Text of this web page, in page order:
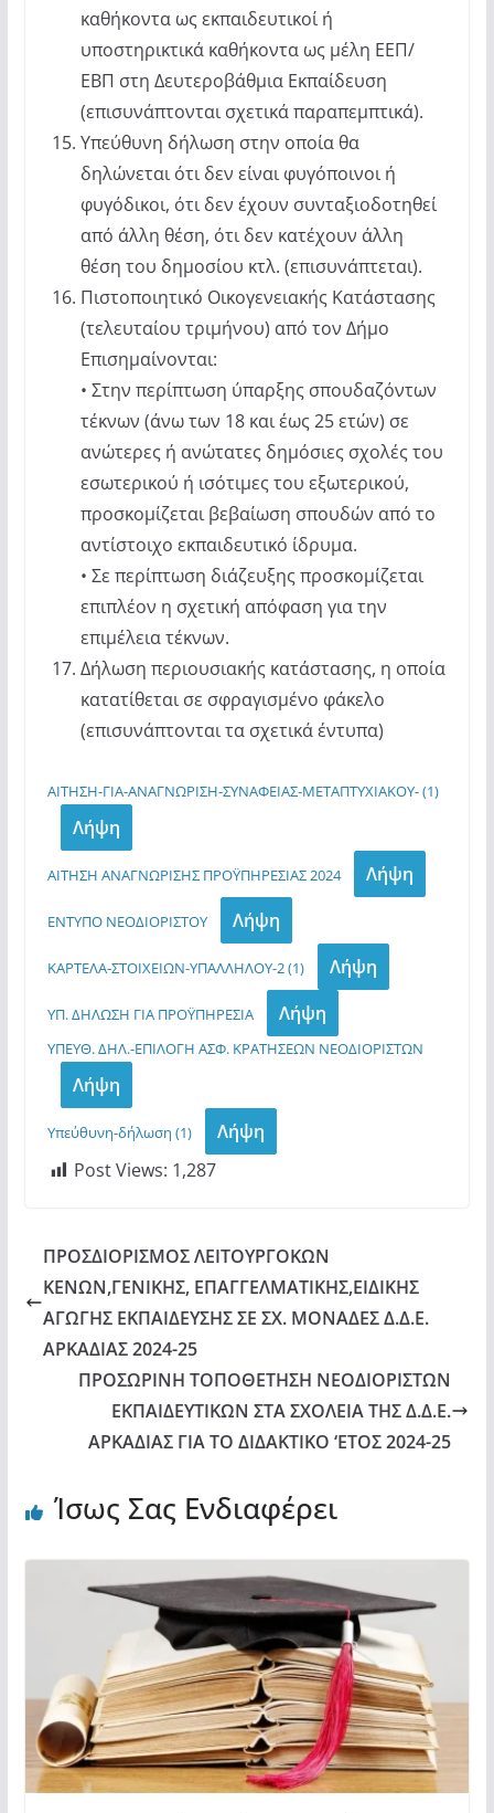
καθήκοντα ως εκπαιδευτικοί ή
υποστηρικτικά καθήκοντα ως μέλη ΕΕΠ/
ΕΒΠ στη Δευτεροβάθμια Εκπαίδευση
(επισυνάπτονται σχετικά παραπεμπτικά).
Υπεύθυνη δήλωση στην οποία θα
δηλώνεται ότι δεν είναι φυγόποινοι ή
φυγόδικοι, ότι δεν έχουν συνταξιοδοτηθεί
από άλλη θέση, ότι δεν κατέχουν άλλη
θέση του δημοσίου κτλ. (επισυνάπτεται).
Πιστοποιητικό Οικογενειακής Κατάστασης
(τελευταίου τριμήνου) από τον Δήμο
Επισημαίνονται:
• Στην περίπτωση ύπαρξης σπουδαζόντων
τέκνων (άνω των 18 και έως 25 ετών) σε
ανώτερες ή ανώτατες δημόσιες σχολές του
εσωτερικού ή ισότιμες του εξωτερικού,
προσκομίζεται βεβαίωση σπουδών από το
αντίστοιχο εκπαιδευτικό ίδρυμα.
• Σε περίπτωση διάζευξης προσκομίζεται
επιπλέον η σχετική απόφαση για την
επιμέλεια τέκνων.
Δήλωση περιουσιακής κατάστασης, η οποία
κατατίθεται σε σφραγισμένο φάκελο
(επισυνάπτονται τα σχετικά έντυπα)
ΑΙΤΗΣΗ-ΓΙΑ-ΑΝΑΓΝΩΡΙΣΗ-ΣΥΝΑΦΕΙΑΣ-ΜΕΤΑΠΤΥΧΙΑΚΟΥ- (1)
Λήψη
ΑΙΤΗΣΗ ΑΝΑΓΝΩΡΙΣΗΣ ΠΡΟΫΠΗΡΕΣΙΑΣ 2024 Λήψη
ΕΝΤΥΠΟ ΝΕΟΔΙΟΡΙΣΤΟΥ Λήψη
ΚΑΡΤΕΛΑ-ΣΤΟΙΧΕΙΩΝ-ΥΠΑΛΛΗΛΟΥ-2 (1) Λήψη
ΥΠ. ΔΗΛΩΣΗ ΓΙΑ ΠΡΟΫΠΗΡΕΣΙΑ Λήψη
ΥΠΕΥΘ. ΔΗΛ.-ΕΠΙΛΟΓΗ ΑΣΦ. ΚΡΑΤΗΣΕΩΝ ΝΕΟΔΙΟΡΙΣΤΩΝ
Λήψη
Υπεύθυνη-δήλωση (1)
Λήψη
Post Views: 1,287
ΠΡΟΣΔΙΟΡΙΣΜΟΣ ΛΕΙΤΟΥΡΓΟΚΩΝ
ΚΕΝΩΝ,ΓΕΝΙΚΗΣ, ΕΠΑΓΓΕΛΜΑΤΙΚΗΣ,ΕΙΔΙΚΗΣ
ΑΓΩΓΗΣ ΕΚΠΑΙΔΕΥΣΗΣ ΣΕ ΣΧ. ΜΟΝΑΔΕΣ Δ.Δ.Ε.
ΑΡΚΑΔΙΑΣ 2024-25
ΠΡΟΣΩΡΙΝΗ ΤΟΠΟΘΕΤΗΣΗ ΝΕΟΔΙΟΡΙΣΤΩΝ
ΕΚΠΑΙΔΕΥΤΙΚΩΝ ΣΤΑ ΣΧΟΛΕΙΑ ΤΗΣ Δ.Δ.Ε.
ΑΡΚΑΔΙΑΣ ΓΙΑ ΤΟ ΔΙΔΑΚΤΙΚΟ ‘ΕΤΟΣ 2024-25
Ίσως Σας Ενδιαφέρει